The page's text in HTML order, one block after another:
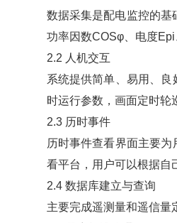
数据采集是配电监控的基
功率因数COSφ、电度
2.2 人机交互
系统提供简单、易用、
时运行参数，画面定时轮
2.3 历时事件
历时事件查看界面主要
看平台，用户可以根据自
2.4 数据库建立与查询
主要完成遥测量和遥信量